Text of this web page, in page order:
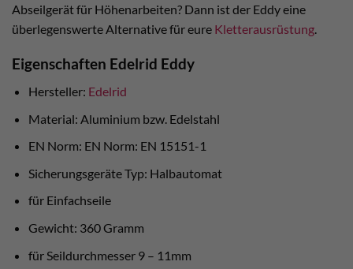
Abseilgerät für Höhenarbeiten? Dann ist der Eddy eine
überlegenswerte Alternative für eure Kletterausrüstung
Eigenschaften Edelrid Eddy
Hersteller: Edelrid
Material: Aluminium bzw. Edelstahl
EN Norm: EN Norm: EN 15151-1
Sicherungsgeräte Typ: Halbautomat
für Einfachseile
Gewicht: 360 Gramm
für Seildurchmesser 9 – 11mm